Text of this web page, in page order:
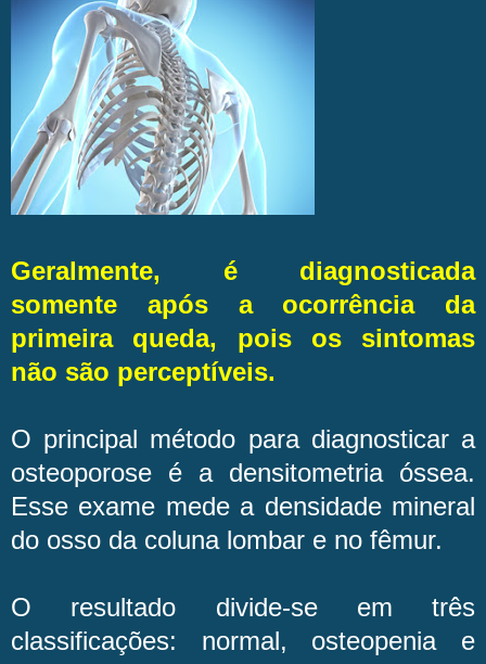
Geralmente, é diagnosticada
somente após a ocorrência da
primeira queda, pois os sintomas
não são perceptíveis.
O principal método para diagnosticar a
osteoporose é a densitometria óssea.
Esse exame mede a densidade mineral
do osso da coluna lombar e no fêmur.
O resultado divide-se em três
classificações: normal, osteopenia e